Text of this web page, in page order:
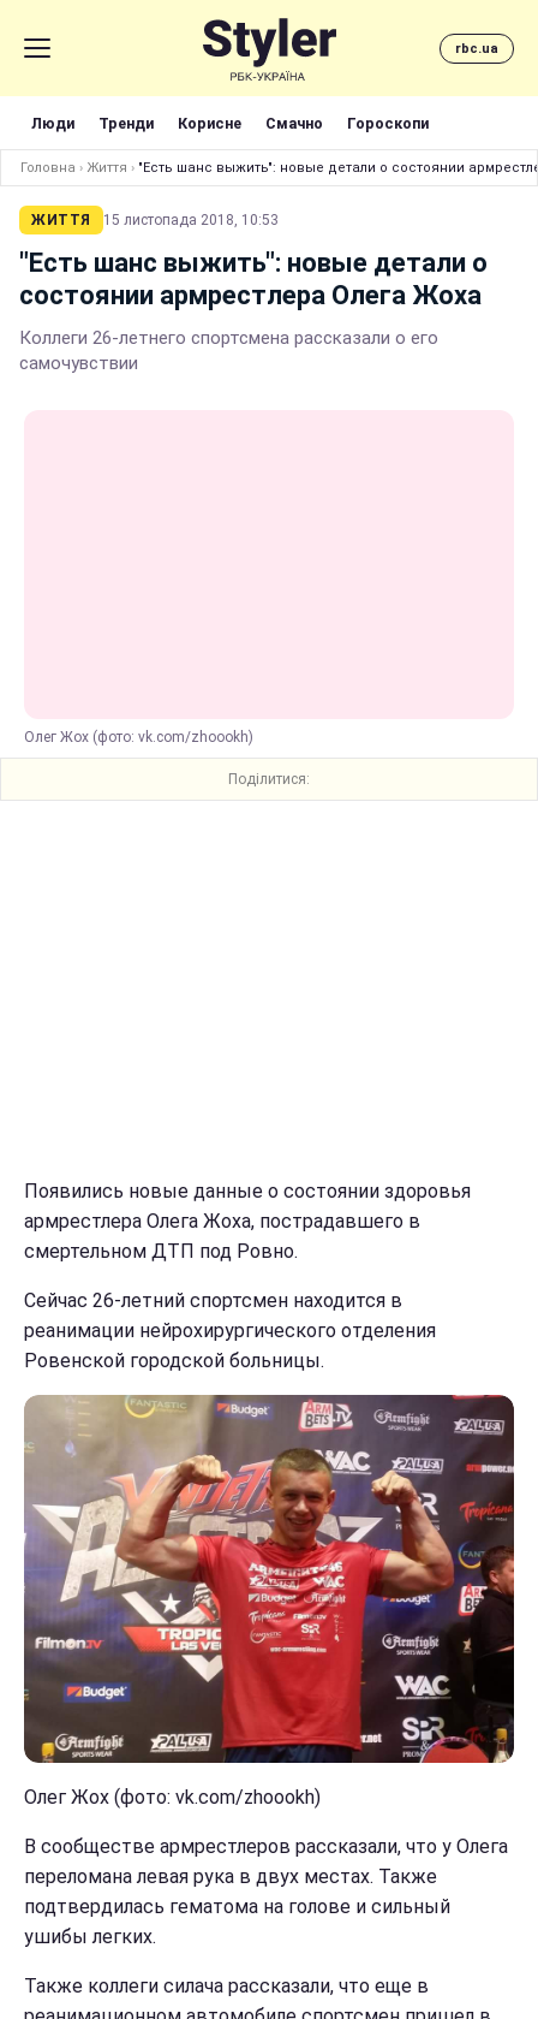
rbc.ua
Люди Тренди Корисне Смачно Гороскопи
Головна › Життя › "Есть шанс выжить": новые детали о состоянии
ЖИТТЯ 15 листопада 2018, 10:53
"Есть шанс выжить": новые детали о
состоянии армрестлера Олега Жоха
Коллеги 26-летнего спортсмена рассказали о его
самочувствии
Олег Жох (фото: vk.com/zhoookh)
Поділитися:
Появились новые данные о состоянии здоровья
армрестлера Олега Жоха, пострадавшего в
смертельном ДТП под Ровно.
Сейчас 26-летний спортсмен находится в
реанимации нейрохирургического отделения
Ровенской городской больницы.
Олег Жох (фото: vk.com/zhoookh)
В сообществе армрестлеров рассказали, что у Олега
переломана левая рука в двух местах. Также
подтвердилась гематома на голове и сильный
ушибы легких.
Также коллеги силача рассказали, что еще в